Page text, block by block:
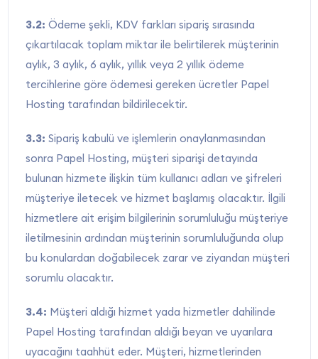
3.2: Ödeme şekli, KDV farkları sipariş sırasında
çıkartılacak toplam miktar ile belirtilerek müşterinin
aylık, 3 aylık, 6 aylık, yıllık veya 2 yıllık ödeme
tercihlerine göre ödemesi gereken ücretler Papel
Hosting tarafından bildirilecektir.
3.3: Sipariş kabulü ve işlemlerin onaylanmasından
sonra Papel Hosting, müşteri siparişi detayında
bulunan hizmete ilişkin tüm kullanıcı adları ve şifreleri
müşteriye iletecek ve hizmet başlamış olacaktır. İlgili
hizmetlere ait erişim bilgilerinin sorumluluğu müşteriye
iletilmesinin ardından müşterinin sorumluluğunda olup
bu konulardan doğabilecek zarar ve ziyandan müşteri
sorumlu olacaktır.
3.4: Müşteri aldığı hizmet yada hizmetler dahilinde
Papel Hosting tarafından aldığı beyan ve uyarılara
uyacağını taahhüt eder. Müşteri, hizmetlerinden